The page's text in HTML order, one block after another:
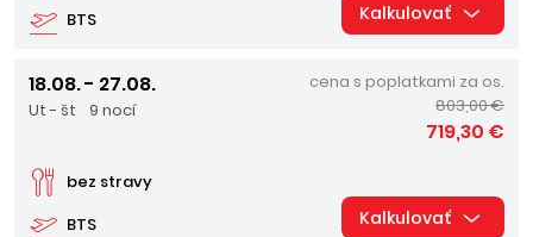
BTS Kalkulovať
18.08. - 27.08.
Ut - št 9 nocí
BTS
bez stravy
cena s poplatkami za os.
803,00 €
719,30 €
Kalkulovať